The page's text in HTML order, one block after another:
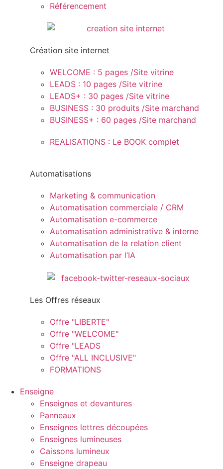
Référencement
Création site internet
WELCOME : 5 pages /Site vitrine
LEADS : 10 pages /Site vitrine
LEADS+ : 30 pages /Site vitrine
BUSINESS : 30 produits /Site marchand
BUSINESS+ : 60 pages /Site marchand
REALISATIONS : Le BOOK complet
Automatisations
Marketing & communication
Automatisation commerciale / CRM
Automatisation e-commerce
Automatisation administrative & interne
Automatisation de la relation client
Automatisation par l’IA
Les Offres réseaux
Offre "LIBERTE"
Offre "WELCOME"
Offre "LEADS
Offre "ALL INCLUSIVE"
FORMATIONS
Enseigne
Enseignes et devantures
Panneaux
Enseignes lettres découpées
Enseignes lumineuses
Caissons lumineux
Enseigne drapeau